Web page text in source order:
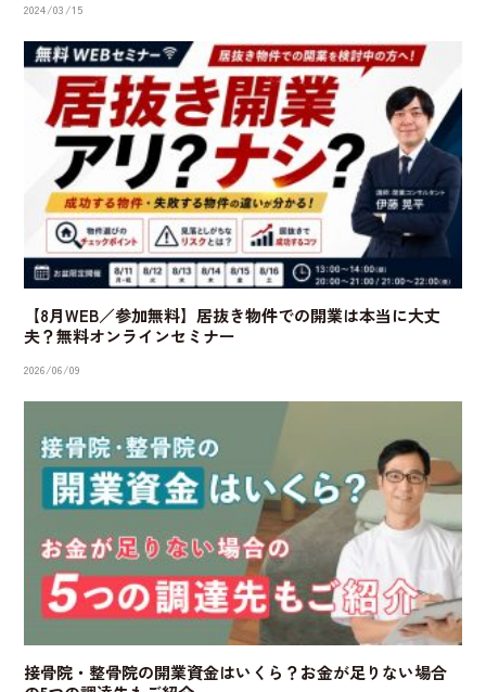
2024/03/15
【8月WEB／参加無料】居抜き物件での開業は本当に大丈
夫？無料オンラインセミナー
2026/06/09
接骨院・整骨院の開業資金はいくら？お金が足りない場合